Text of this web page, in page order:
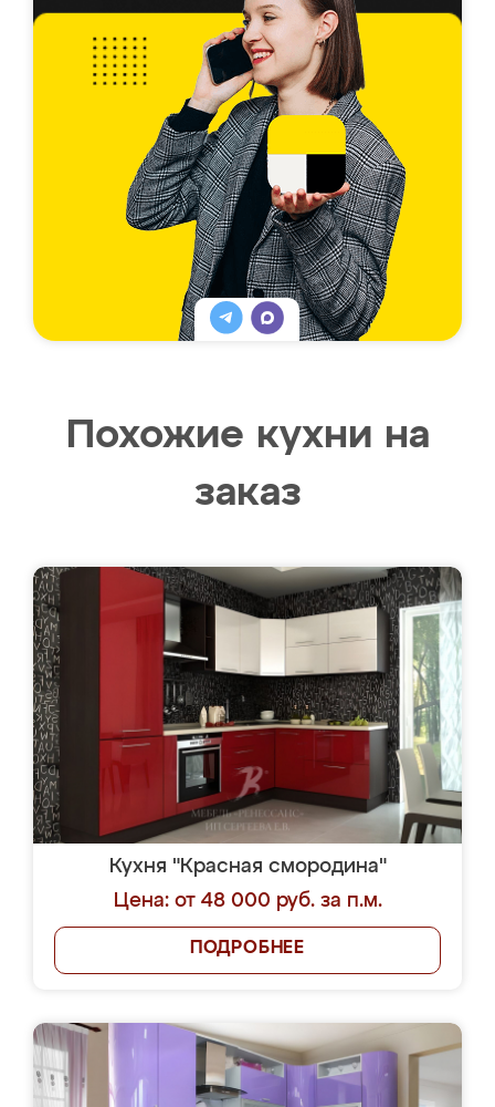
Похожие кухни на
заказ
Кухня "Красная смородина"
Цена: от 48 000 руб. за п.м.
ПОДРОБНЕЕ